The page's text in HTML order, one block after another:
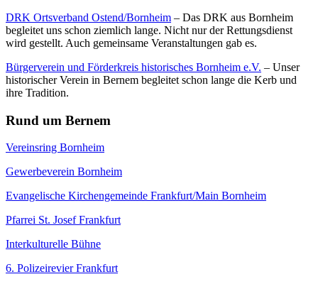
DRK Ortsverband Ostend/Bornheim – Das DRK aus Bornheim
begleitet uns schon ziemlich lange. Nicht nur der Rettungsdienst
wird gestellt. Auch gemeinsame Veranstaltungen gab es.
Bürgerverein und Förderkreis historisches Bornheim e.V. – Unser
historischer Verein in Bernem begleitet schon lange die Kerb und
ihre Tradition.
Rund um Bernem
Vereinsring Bornheim
Gewerbeverein Bornheim
Evangelische Kirchengemeinde Frankfurt/Main Bornheim
Pfarrei St. Josef Frankfurt
Interkulturelle Bühne
6. Polizeirevier Frankfurt